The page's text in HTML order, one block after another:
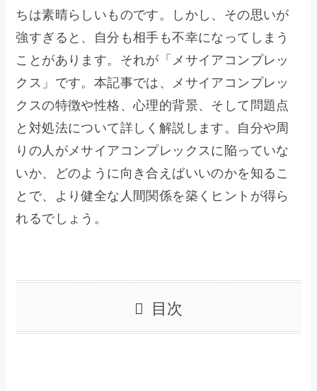
ちは素晴らしいものです。しかし、その思いが
強すぎると、自分も相手も不幸になってしまう
ことがあります。それが「メサイアコンプレッ
クス」です。本記事では、メサイアコンプレッ
クスの特徴や性格、心理的背景、そして問題点
と対処法について詳しく解説します。自分や周
りの人がメサイアコンプレックスに陥っていな
いか、どのように向き合えばいいのかを知るこ
とで、より健全な人間関係を築くヒントが得ら
れるでしょう。
目次